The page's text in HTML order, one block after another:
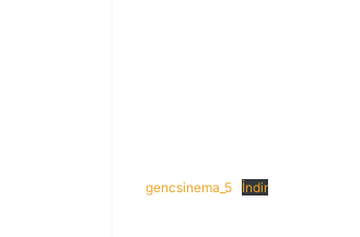
gencsinema_5 İndir